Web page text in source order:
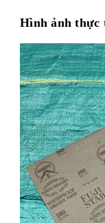
Hình ảnh thực